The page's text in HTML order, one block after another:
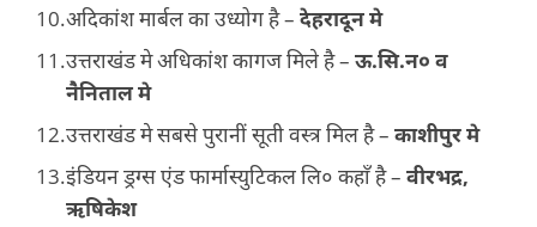
अदिकांश मार्बल का उध्योग है – देहरादून मे
उत्तराखंड मे अधिकांश कागज मिले है – ऊ.सि.न० व
नैनिताल मे
उत्तराखंड मे सबसे पुरानीं सूती वस्त्र मिल है – काशीपुर मे
इंडियन ड्रग्स एंड फार्मास्युटिकल लि० कहाँ है – वीरभद्र,
ऋषिकेश